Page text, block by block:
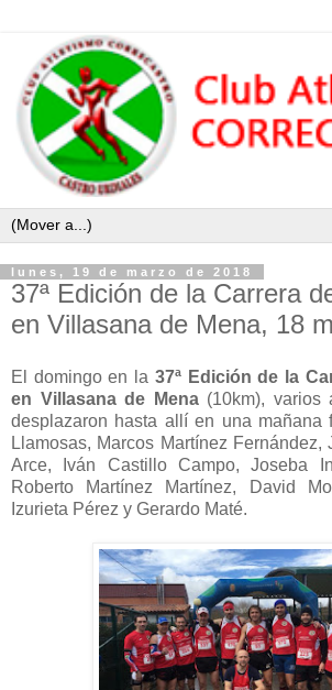
lunes, 19 de marzo de 2018
37ª Edición de la Carrera
en Villasana de Mena, 18
El domingo en la 37ª Edición de la
en Villasana de Mena(10km), varios
desplazaron hasta allí en una mañana
Llamosas, Marcos Martínez Fernández,
Arce, Iván Castillo Campo, Joseba
Roberto Martínez Martínez, David
Izurieta Pérez y Gerardo Maté.